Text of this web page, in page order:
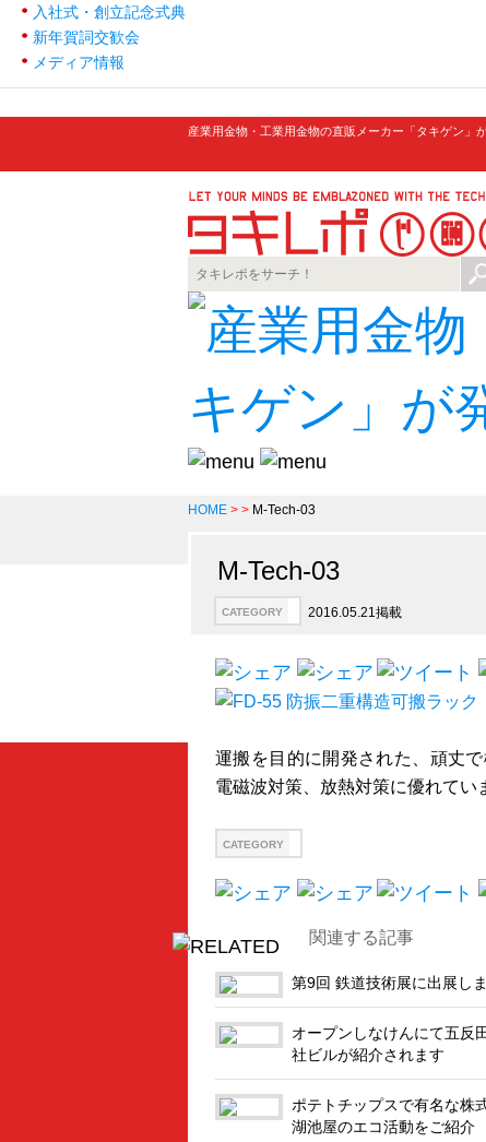
入社式・創立記念式典
新年賀詞交歓会
メディア情報
産業用金物・工業用金物の直販メーカー「タキゲン」
HOME > > M-Tech-03
M-Tech-03
CATEGORY 2016.05.21掲載
運搬を目的に開発された、頑丈
電磁波対策、放熱対策に優れてい
CATEGORY
関連する記事
第9回 鉄道技術展に出展し
オープンしなけんにて五反
社ビルが紹介されます
ポテトチップスで有名な株
湖池屋のエコ活動をご紹介